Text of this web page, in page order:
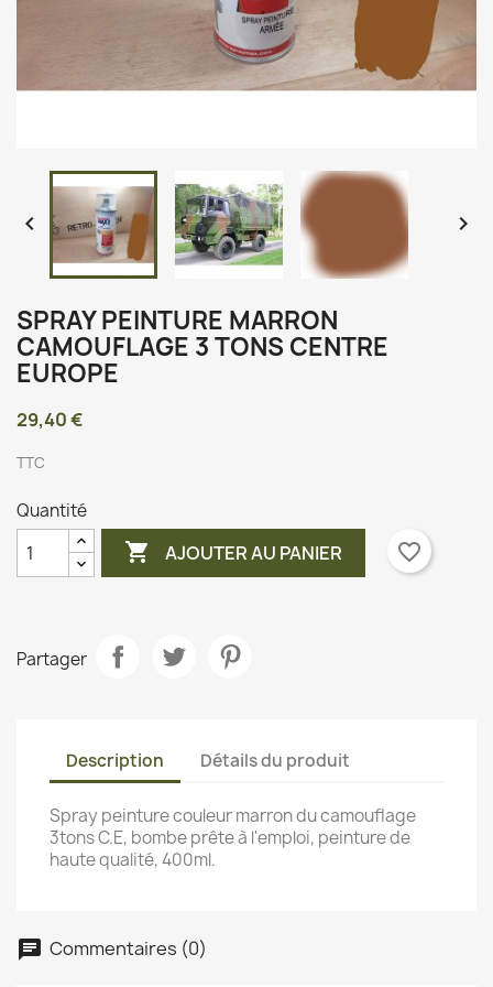
 
SPRAY PEINTURE MARRON
CAMOUFLAGE 3 TONS CENTRE
EUROPE
29,40 €
TTC
Quantité
 AJOUTER AU PANIER favorite_border
Partager
Description Détails du produit
Spray peinture couleur marron du camouflage
3tons C.E, bombe prête à l'emploi, peinture de
haute qualité, 400ml.
chat Commentaires (0)